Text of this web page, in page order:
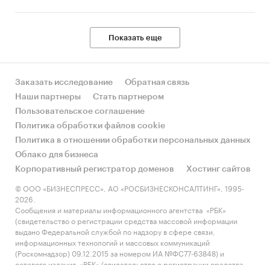
Показать еще
Заказать исследование
Обратная связь
Наши партнеры
Стать партнером
Пользовательское соглашение
Политика обработки файлов cookie
Политика в отношении обработки персональных данных
Облако для бизнеса
Корпоративный регистратор доменов
Хостинг сайтов
© ООО «БИЗНЕСПРЕСС», АО «РОСБИЗНЕСКОНСАЛТИНГ», 1995-
2026.
Сообщения и материалы информационного агентства «РБК»
(свидетельство о регистрации средства массовой информации
выдано Федеральной службой по надзору в сфере связи,
информационных технологий и массовых коммуникаций
(Роскомнадзор) 09.12.2015 за номером ИА №ФС77-63848) и